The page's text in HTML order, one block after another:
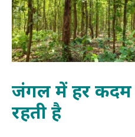
जंगल में हर कदम
रहती है